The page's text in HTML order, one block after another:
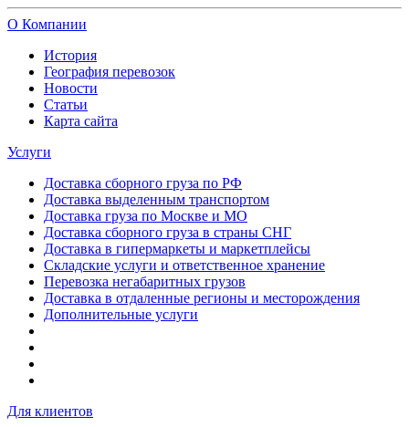
О Компании
История
География перевозок
Новости
Статьи
Карта сайта
Услуги
Доставка сборного груза по РФ
Доставка выделенным транспортом
Доставка груза по Москве и МО
Доставка сборного груза в страны СНГ
Доставка в гипермаркеты и маркетплейсы
Складские услуги и ответственное хранение
Перевозка негабаритных грузов
Доставка в отдаленные регионы и месторождения
Дополнительные услуги
Для клиентов